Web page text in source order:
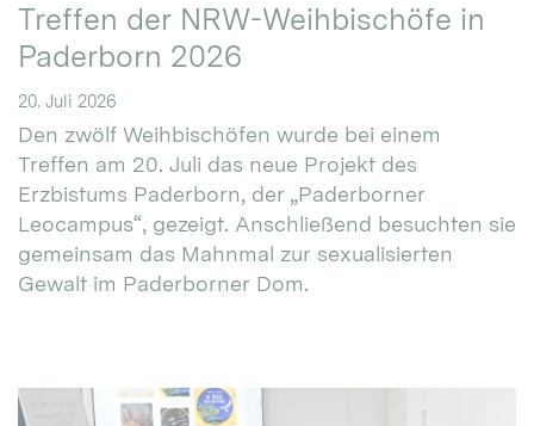
Treffen der NRW-Weihbischöfe in
Paderborn 2026
20. Juli 2026
Den zwölf Weihbischöfen wurde bei einem
Treffen am 20. Juli das neue Projekt des
Erzbistums Paderborn, der „Paderborner
Leocampus“, gezeigt. Anschließend besuchten sie
gemeinsam das Mahnmal zur sexualisierten
Gewalt im Paderborner Dom.